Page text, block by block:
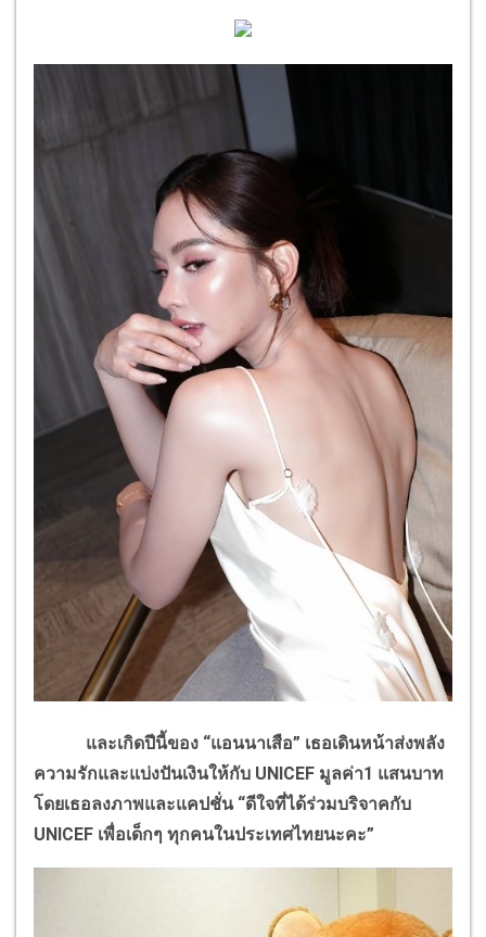
และเกิดปีนี้ของ “แอนนาเสือ” เธอเดินหน้าส่งพลัง
ความรักและแบ่งปันเงินให้กับ UNICEF มูลค่า1 แสนบาท
โดยเธอลงภาพและแคปชั่น “ดีใจที่ได้ร่วมบริจาคกับ
UNICEF เพื่อเด็กๆ ทุกคนในประเทศไทยนะคะ”